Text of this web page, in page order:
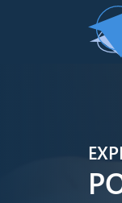
Skip to main